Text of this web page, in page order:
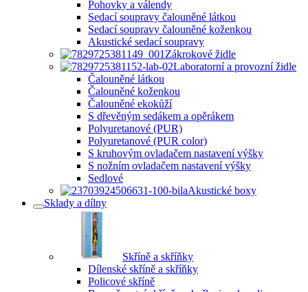
Pohovky a válendy
Sedací soupravy čalouněné látkou
Sedací soupravy čalouněné koženkou
Akustické sedací soupravy
Zákrokové židle
Laboratorní a provozní židle
Čalouněné látkou
Čalouněné koženkou
Čalouněné ekokůží
S dřevěným sedákem a opěrákem
Polyuretanové (PUR)
Polyuretanové (PUR color)
S kruhovým ovladačem nastavení výšky
S nožním ovladačem nastavení výšky
Sedlové
Akustické boxy
Sklady a dílny
Skříně a skříňky
Dílenské skříně a skříňky
Policové skříně